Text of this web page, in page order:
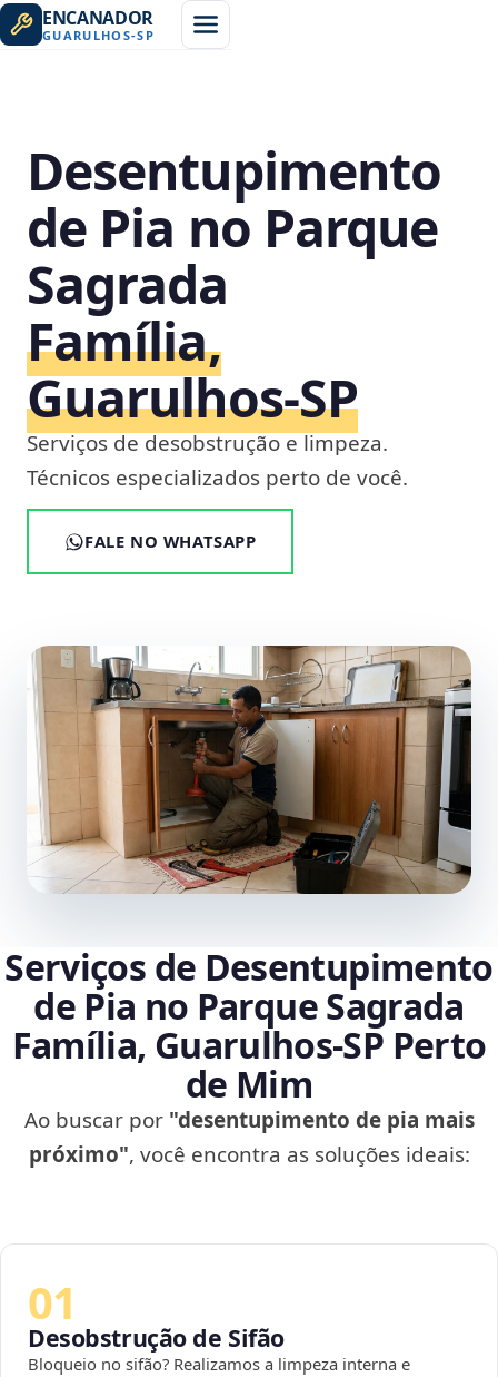
ENCANADOR
GUARULHOS-SP
Desentupimento
de Pia no Parque
Sagrada
Família,
Guarulhos‑SP
Serviços de desobstrução e limpeza.
Técnicos especializados perto de você.
FALE NO WHATSAPP
Serviços de Desentupimento
de Pia no Parque Sagrada
Família, Guarulhos‑SP Perto
de Mim
Ao buscar por "desentupimento de pia mais
próximo", você encontra as soluções ideais:
01
Desobstrução de Sifão
Bloqueio no sifão? Realizamos a limpeza interna e